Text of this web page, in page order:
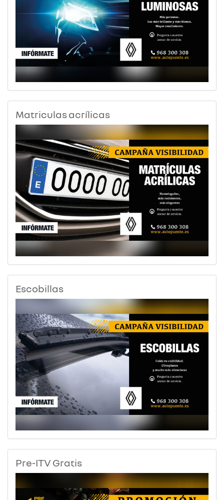
Matriculas acrílicas
Escobillas
Pre-ITV Gratis